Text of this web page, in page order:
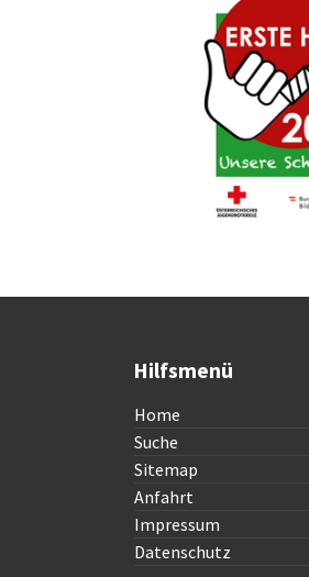
Hilfsmenü
Home
Suche
Sitemap
Anfahrt
Impressum
Datenschutz